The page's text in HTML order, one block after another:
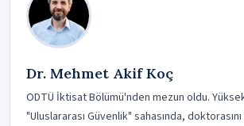
Dr. Mehmet Akif Koç
ODTÜ İktisat Bölümü'nden mezun oldu. Yüksek
"Uluslararası Güvenlik" sahasında,